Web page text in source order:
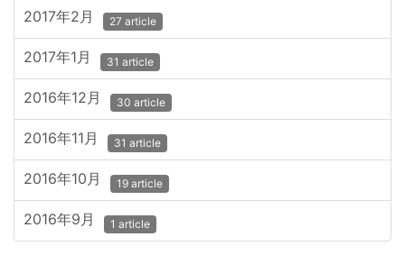
2017年2月 27 article
2017年1月 31 article
2016年12月 30 article
2016年11月 31 article
2016年10月 19 article
2016年9月 1 article